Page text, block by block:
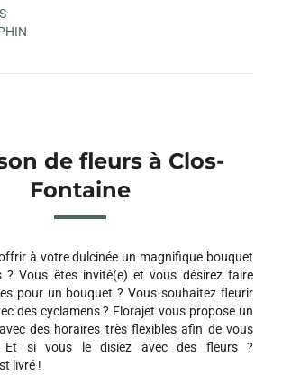
de fleurs à Clos-
Fontaine
à votre dulcinée un magnifique bouquet
? Vous êtes invité(e) et vous désirez faire
pour un bouquet ? Vous souhaitez fleurir
des cyclamens ? Florajet vous propose un
des horaires très flexibles afin de vous
Et si vous le disiez avec des fleurs ?
livré !